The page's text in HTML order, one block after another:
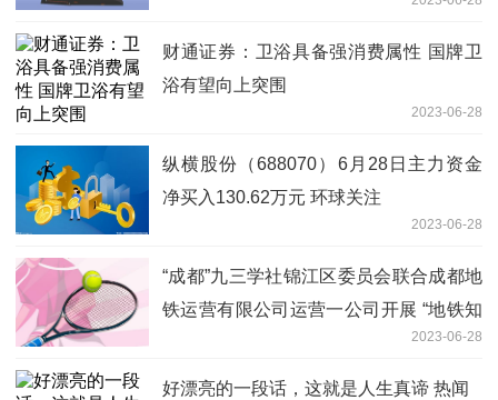
财通证券：卫浴具备强消费属性 国牌卫
浴有望向上突围
2023-06-28
纵横股份（688070）6月28日主力资金
净买入130.62万元 环球关注
2023-06-28
“成都”九三学社锦江区委员会联合成都地
铁运营有限公司运营一公司开展 “地铁知
识进校园，安全文明迎大运”主题活动
2023-06-28
好漂亮的一段话，这就是人生真谛 热闻